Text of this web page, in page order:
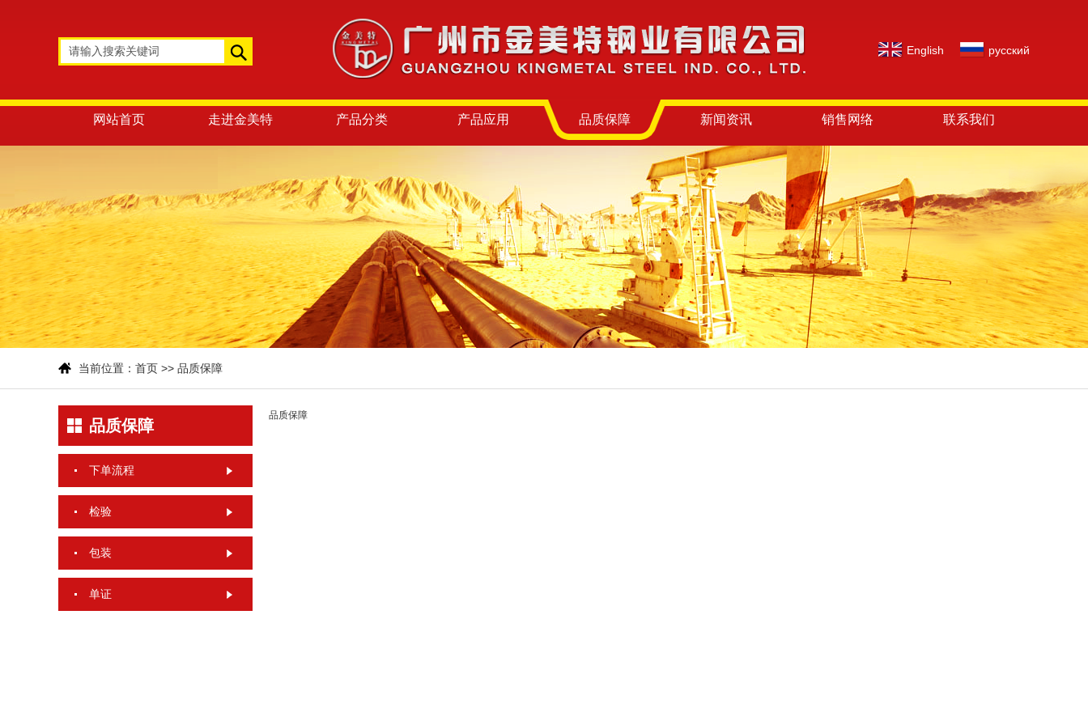
English русский
网站首页 走进金美特 产品分类 产品应用 品质保障 新闻资讯 销售网络 联系我们
当前位置： 首页 >> 品质保障
品质保障
下单流程
检验
包装
单证
品质保障